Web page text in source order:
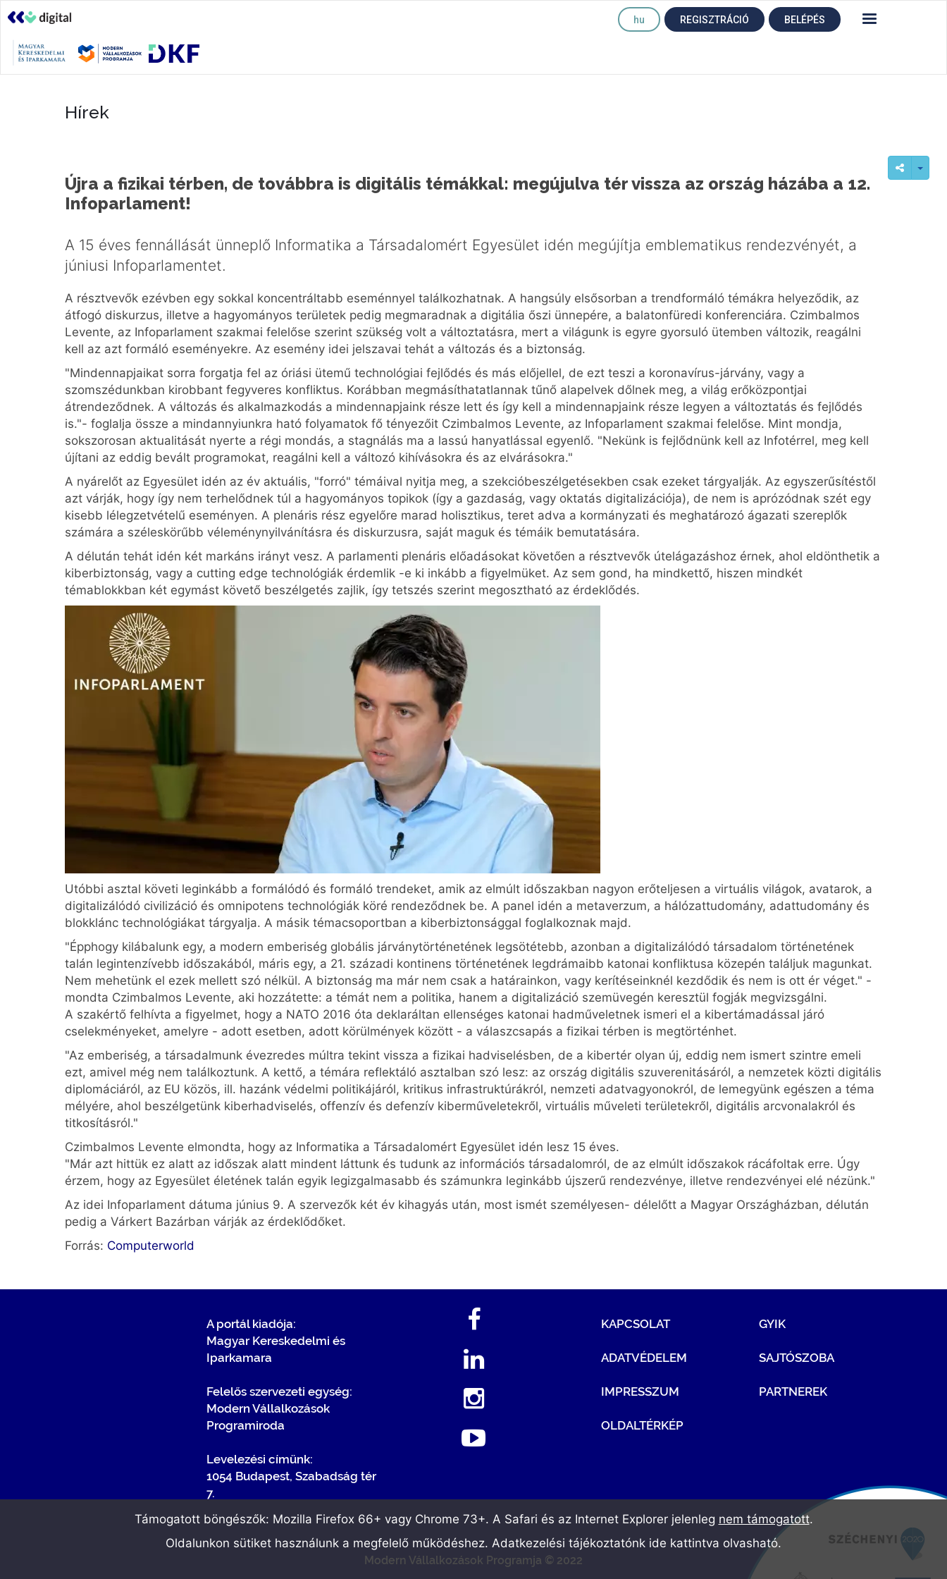
hu REGISZTRÁCIÓ BELÉPÉS
Hírek
Újra a fizikai térben, de továbbra is digitális témákkal: megújulva tér vissza az ország házába a 12.
Infoparlament!
A 15 éves fennállását ünneplő Informatika a Társadalomért Egyesület idén megújítja emblematikus rendezvényét, a
júniusi Infoparlamentet.
A résztvevők ezévben egy sokkal koncentráltabb eseménnyel találkozhatnak. A hangsúly elsősorban a trendformáló témákra helyeződik, az
átfogó diskurzus, illetve a hagyományos területek pedig megmaradnak a digitália őszi ünnepére, a balatonfüredi konferenciára. Czimbalmos
Levente, az Infoparlament szakmai felelőse szerint szükség volt a változtatásra, mert a világunk is egyre gyorsuló ütemben változik, reagálni
kell az azt formáló eseményekre. Az esemény idei jelszavai tehát a változás és a biztonság.
"Mindennapjaikat sorra forgatja fel az óriási ütemű technológiai fejlődés és más előjellel, de ezt teszi a koronavírus-járvány, vagy a
szomszédunkban kirobbant fegyveres konfliktus. Korábban megmásíthatatlannak tűnő alapelvek dőlnek meg, a világ erőközpontjai
átrendeződnek. A változás és alkalmazkodás a mindennapjaink része lett és így kell a mindennapjaink része legyen a változtatás és fejlődés
is."- foglalja össze a mindannyiunkra ható folyamatok fő tényezőit Czimbalmos Levente, az Infoparlament szakmai felelőse. Mint mondja,
sokszorosan aktualitását nyerte a régi mondás, a stagnálás ma a lassú hanyatlással egyenlő. "Nekünk is fejlődnünk kell az Infotérrel, meg kell
újítani az eddig bevált programokat, reagálni kell a változó kihívásokra és az elvárásokra."
A nyárelőt az Egyesület idén az év aktuális, "forró" témáival nyitja meg, a szekcióbeszélgetésekben csak ezeket tárgyalják. Az egyszerűsítéstől
azt várják, hogy így nem terhelődnek túl a hagyományos topikok (így a gazdaság, vagy oktatás digitalizációja), de nem is aprózódnak szét egy
kisebb lélegzetvételű eseményen. A plenáris rész egyelőre marad holisztikus, teret adva a kormányzati és meghatározó ágazati szereplők
számára a széleskörűbb véleménynyilvánításra és diskurzusra, saját maguk és témáik bemutatására.
A délután tehát idén két markáns irányt vesz. A parlamenti plenáris előadásokat követően a résztvevők útelágazáshoz érnek, ahol eldönthetik a
kiberbiztonság, vagy a cutting edge technológiák érdemlik -e ki inkább a figyelmüket. Az sem gond, ha mindkettő, hiszen mindkét
témablokkban két egymást követő beszélgetés zajlik, így tetszés szerint megosztható az érdeklődés.
Utóbbi asztal követi leginkább a formálódó és formáló trendeket, amik az elmúlt időszakban nagyon erőteljesen a virtuális világok, avatarok, a
digitalizálódó civilizáció és omnipotens technológiák köré rendeződnek be. A panel idén a metaverzum, a hálózattudomány, adattudomány és
blokklánc technológiákat tárgyalja. A másik témacsoportban a kiberbiztonsággal foglalkoznak majd.
"Épphogy kilábalunk egy, a modern emberiség globális járványtörténetének legsötétebb, azonban a digitalizálódó társadalom történetének
talán legintenzívebb időszakából, máris egy, a 21. századi kontinens történetének legdrámaibb katonai konfliktusa közepén találjuk magunkat.
Nem mehetünk el ezek mellett szó nélkül. A biztonság ma már nem csak a határainkon, vagy kerítéseinknél kezdődik és nem is ott ér véget." -
mondta Czimbalmos Levente, aki hozzátette: a témát nem a politika, hanem a digitalizáció szemüvegén keresztül fogják megvizsgálni.
A szakértő felhívta a figyelmet, hogy a NATO 2016 óta deklaráltan ellenséges katonai hadműveletnek ismeri el a kibertámadással járó
cselekményeket, amelyre - adott esetben, adott körülmények között - a válaszcsapás a fizikai térben is megtörténhet.
"Az emberiség, a társadalmunk évezredes múltra tekint vissza a fizikai hadviselésben, de a kibertér olyan új, eddig nem ismert szintre emeli
ezt, amivel még nem találkoztunk. A kettő, a témára reflektáló asztalban szó lesz: az ország digitális szuverenitásáról, a nemzetek közti digitális
diplomáciáról, az EU közös, ill. hazánk védelmi politikájáról, kritikus infrastruktúrákról, nemzeti adatvagyonokról, de lemegyünk egészen a téma
mélyére, ahol beszélgetünk kiberhadviselés, offenzív és defenzív kiberműveletekről, virtuális műveleti területekről, digitális arcvonalakról és
titkosításról."
Czimbalmos Levente elmondta, hogy az Informatika a Társadalomért Egyesület idén lesz 15 éves.
"Már azt hittük ez alatt az időszak alatt mindent láttunk és tudunk az információs társadalomról, de az elmúlt időszakok rácáfoltak erre. Úgy
érzem, hogy az Egyesület életének talán egyik legizgalmasabb és számunkra leginkább újszerű rendezvénye, illetve rendezvényei elé nézünk."
Az idei Infoparlament dátuma június 9. A szervezők két év kihagyás után, most ismét személyesen- délelőtt a Magyar Országházban, délután
pedig a Várkert Bazárban várják az érdeklődőket.
Forrás: Computerworld
A portál kiadója:
Magyar Kereskedelmi és
Iparkamara
Felelős szervezeti egység:
Modern Vállalkozások
Programiroda
Levelezési címünk:
1054 Budapest, Szabadság tér
7.
KAPCSOLAT
ADATVÉDELEM
IMPRESSZUM
OLDALTÉRKÉP
GYIK
SAJTÓSZOBA
PARTNEREK
Modern Vállalkozások Programja © 2022
Támogatott böngészők: Mozilla Firefox 66+ vagy Chrome 73+. A Safari és az Internet Explorer jelenleg nem támogatott.
Oldalunkon sütiket használunk a megfelelő működéshez. Adatkezelési tájékoztatónk ide kattintva olvasható.